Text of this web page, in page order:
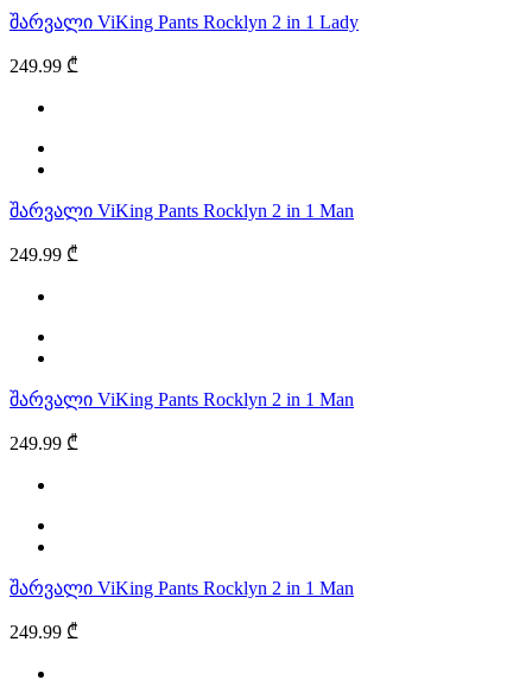
შარვალი ViKing Pants Rocklyn 2 in 1 Lady
249.99 ₾
შარვალი ViKing Pants Rocklyn 2 in 1 Man
249.99 ₾
შარვალი ViKing Pants Rocklyn 2 in 1 Man
249.99 ₾
შარვალი ViKing Pants Rocklyn 2 in 1 Man
249.99 ₾